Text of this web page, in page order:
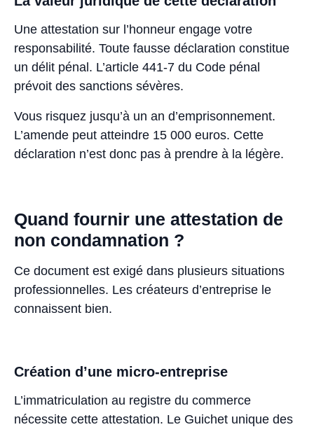
Une attestation sur l’honneur engage votre
responsabilité. Toute fausse déclaration constitue
un délit pénal. L’article 441-7 du Code pénal
prévoit des sanctions sévères.
Vous risquez jusqu’à un an d’emprisonnement.
L’amende peut atteindre 15 000 euros. Cette
déclaration n’est donc pas à prendre à la légère.
Quand fournir une attestation de
non condamnation ?
Ce document est exigé dans plusieurs situations
professionnelles. Les créateurs d’entreprise le
connaissent bien.
Création d’une micro-entreprise
L’immatriculation au registre du commerce
nécessite cette attestation. Le Guichet unique des